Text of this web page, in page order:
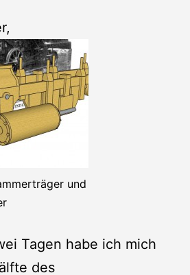
und
Tagen habe ich mich
des